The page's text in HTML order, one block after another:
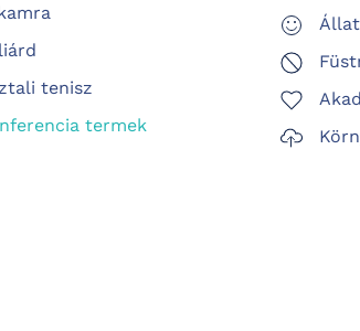
tenisz
termek